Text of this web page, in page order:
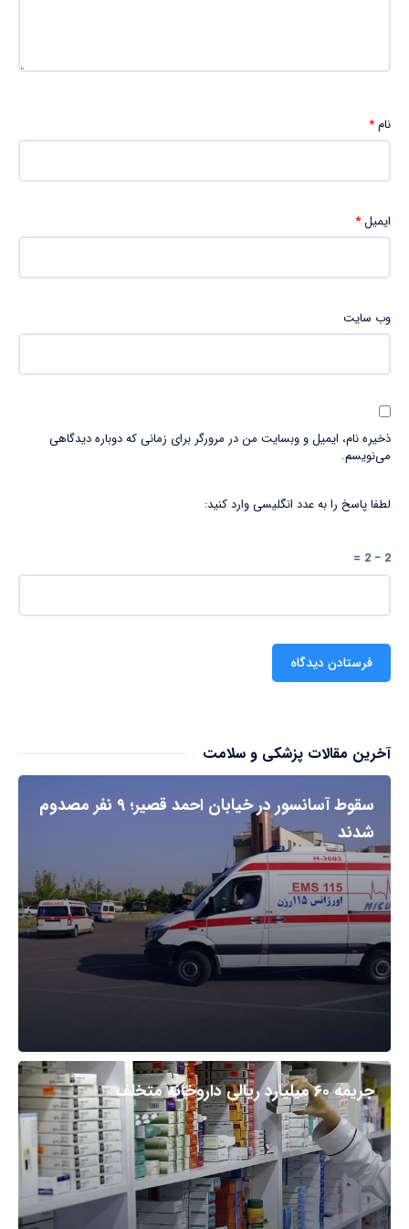
نام*
ایمیل*
وب‌ سایت
ذخیره نام، ایمیل و وبسایت من در مرورگر برای زمانی که دوباره دیدگاهی
می‌نویسم.
لطفا پاسخ را به عدد انگلیسی وارد کنید:
2 − 2 =
آخرین مقالات پزشکی و سلامت
سقوط آسانسور در خیابان احمد قصیر؛ ۹ نفر مصدوم
شدند
جریمه ۶۰ میلیارد ریالی داروخانه متخلف